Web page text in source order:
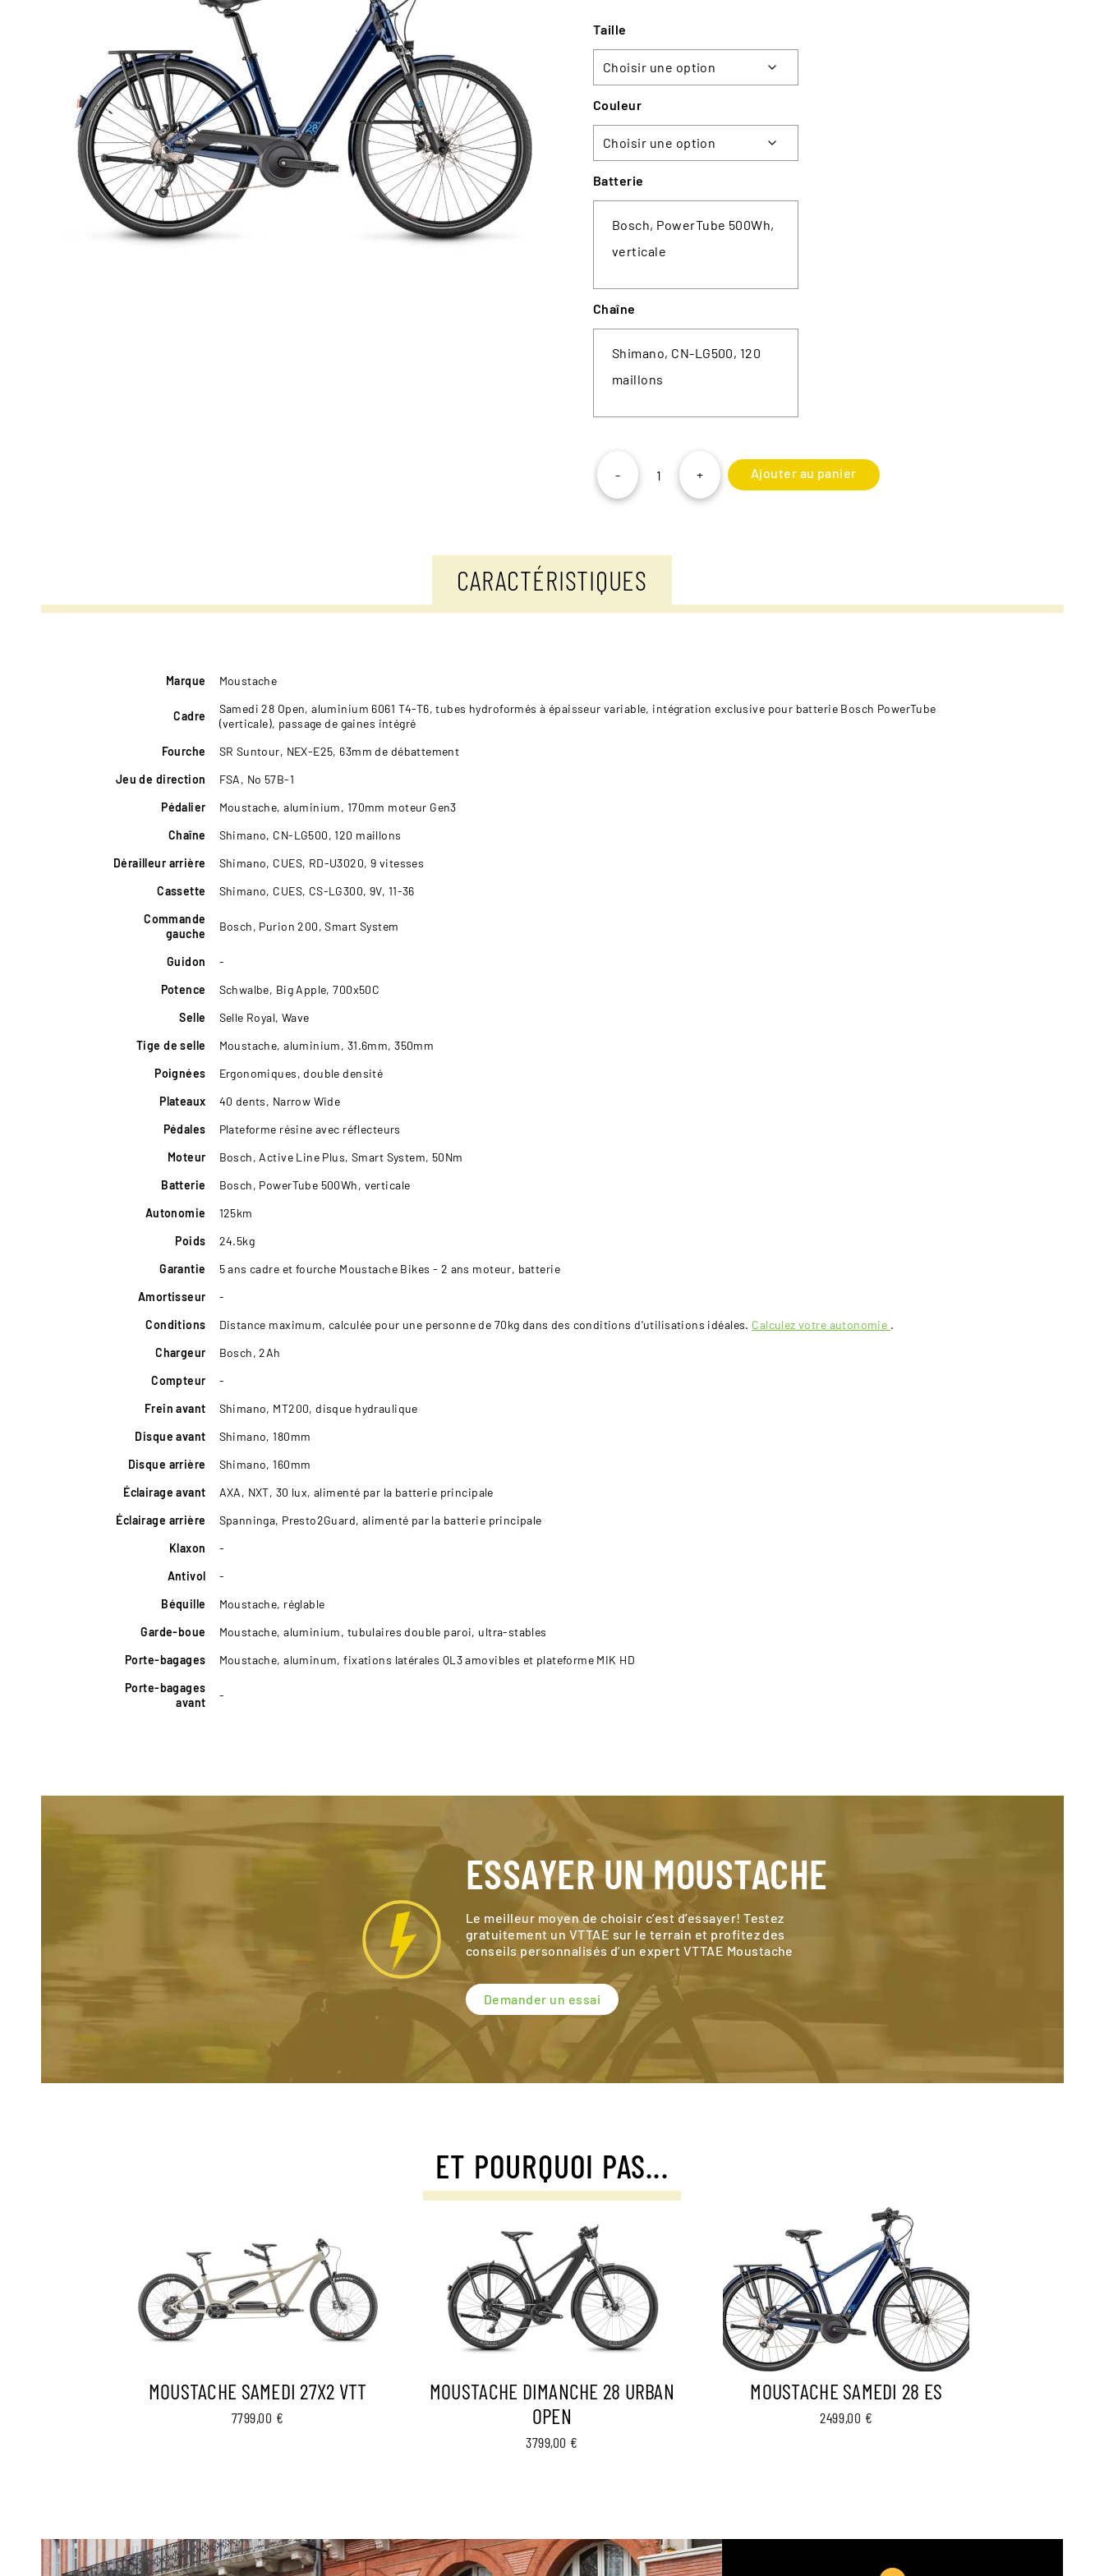
ENFANTS ROUTE GRAVEL
Taille
Couleur
Batterie
Bosch, PowerTube 500Wh,
verticale
Chaîne
Shimano, CN-LG500, 120
maillons
-
quantité
de
Open
+ Ajouter au panier
CARACTÉRISTIQUES
Marque Moustache
Cadre
Samedi 28 Open, aluminium 6061 T4-T6, tubes hydroformés à épaisseur variable, intégration exclusive pour batterie Bosch PowerTube
(verticale), passage de gaines intégré
Fourche
SR Suntour, NEX-E25, 63mm de débattement
Jeu de direction
FSA, No 57B-1
Pédalier
Moustache, aluminium, 170mm moteur Gen3
Chaîne
Shimano, CN-LG500, 120 maillons
Dérailleur arrière
Shimano, CUES, RD-U3020, 9 vitesses
Cassette
Shimano, CUES, CS-LG300, 9V, 11-36
Commande
gauche
Bosch, Purion 200, Smart System
Guidon
-
Potence
Schwalbe, Big Apple, 700x50C
Selle
Selle Royal, Wave
Tige de selle
Moustache, aluminium, 31.6mm, 350mm
Poignées
Ergonomiques, double densité
Plateaux
40 dents, Narrow Wide
Pédales
Plateforme résine avec réflecteurs
Moteur
Bosch, Active Line Plus, Smart System, 50Nm
Batterie
Bosch, PowerTube 500Wh, verticale
Autonomie
125km
Poids
24.5kg
Garantie
5 ans cadre et fourche Moustache Bikes - 2 ans moteur, batterie
Amortisseur
-
Conditions
Distance maximum, calculée pour une personne de 70kg dans des conditions d'utilisations idéales. Calculez votre autonomie .
Chargeur
Bosch, 2Ah
Compteur
-
Frein avant
Shimano, MT200, disque hydraulique
Disque avant
Shimano, 180mm
Disque arrière
Shimano, 160mm
Éclairage avant
AXA, NXT, 30 lux, alimenté par la batterie principale
Éclairage arrière
Spanninga, Presto2Guard, alimenté par la batterie principale
Klaxon
-
Antivol
-
Béquille
Moustache, réglable
Garde-boue
Moustache, aluminium, tubulaires double paroi, ultra-stables
Porte-bagages
Moustache, aluminum, fixations latérales QL3 amovibles et plateforme MIK HD
Porte-bagages
avant
-
ESSAYER UN MOUSTACHE
Le meilleur moyen de choisir c’est d’essayer! Testez
gratuitement un VTTAE sur le terrain et profitez des
conseils personnalisés d’un expert VTTAE Moustache
Demander un essai
ET POURQUOI PAS...
MOUSTACHE SAMEDI 27X2 VTT
7799,00 €
MOUSTACHE DIMANCHE 28 URBAN
OPEN
3799,00 €
MOUSTACHE SAMEDI 28 ES
2499,00 €